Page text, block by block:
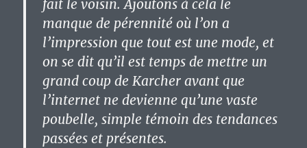
fait le voisin. Ajoutons à cela le
manque de pérennité où l’on a
l’impression que tout est une mode, et
on se dit qu’il est temps de mettre un
grand coup de Karcher avant que
l’internet ne devienne qu’une vaste
poubelle, simple témoin des tendances
passées et présentes.